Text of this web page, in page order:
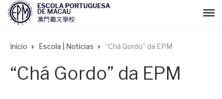
Início Escola | Noticias “Chá Gordo” da EPM
“Chá Gordo” da EPM